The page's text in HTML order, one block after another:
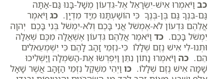
כב וַיֹּאמְרוּ אִישׁ-יִשְׂרָאֵל אֶל-גִּדְעוֹן מְשָׁל-בָּנוּ גַּם-אַתָּה
גַּם-בִּנְךָ גַּם בֶּן-בְּנֶךָ כִּי הוֹשַׁעְתָּנוּ מִיַּד מִדְיָן. כג וַיֹּאמֶר
אֲלֵהֶם גִּדְעוֹן לֹא-אֶמְשֹׁל אֲנִי בָּכֶם וְלֹא-יִמְשֹׁל בְּנִי בָּכֶם יְהוָה
יִמְשֹׁל בָּכֶם. כד וַיֹּאמֶר אֲלֵהֶם גִּדְעוֹן אֶשְׁאֲלָה מִכֶּם שְׁאֵלָה
וּתְנוּ-לִי אִישׁ נֶזֶם שְׁלָלוֹ כִּי-נִזְמֵי זָהָב לָהֶם כִּי יִשְׁמְעֵאלִים
הֵם. כה וַיֹּאמְרוּ נָתוֹן נִתֵּן וַיִּפְרְשׂוּ אֶת-הַשִּׂמְלָה וַיַּשְׁלִיכוּ
שָׁמָּה אִישׁ נֶזֶם שְׁלָלוֹ. כו וַיְהִי מִשְׁקַל נִזְמֵי הַזָּהָב אֲשֶׁר שָׁאָל